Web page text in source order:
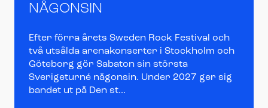
NÅGONSIN
Efter förra årets Sweden Rock Festival och
två utsålda arenakonserter i Stockholm och
Göteborg gör Sabaton sin största
Sverigeturné någonsin. Under 2027 ger sig
bandet ut på Den st...